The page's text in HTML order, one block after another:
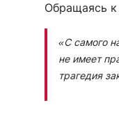
Обращаясь к
«С самого
не имеет
трагедия